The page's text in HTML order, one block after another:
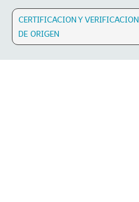
CERTIFICACION Y VERIFICACION
DE ORIGEN